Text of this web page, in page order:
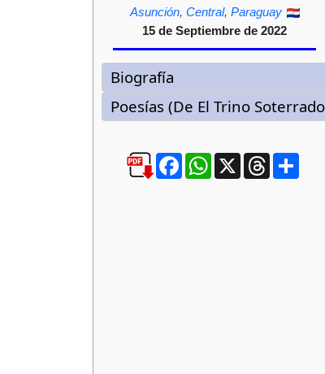
Asunción, Central, Paraguay
15 de Septiembre de 2022
FacebookWhatsApp
X Threads